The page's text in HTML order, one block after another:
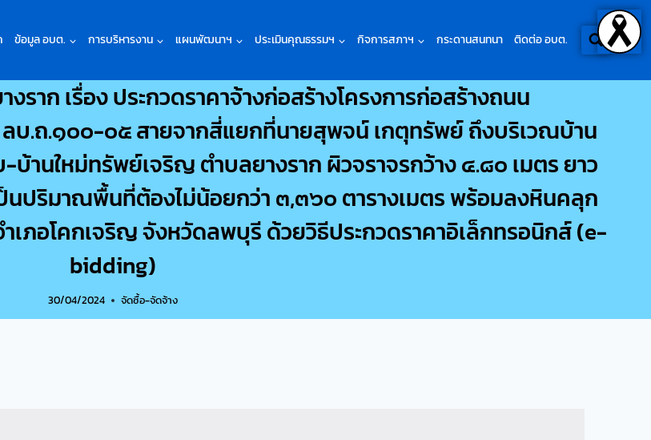
ข้อมูล อบต. การบริหารงาน แผนพัฒนาฯ ประเมินคุณธรรมฯ กิจการสภาฯ กระดานสนทนา ติดต่อ อบต.
ราก เรื่อง ประกวดราคาจ้างก่อสร้างโครงการก่อสร้างถนน
บ.ถ.๑๐๐-๐๕ สายจากสี่แยกที่นายสุพจน์ เกตุทรัพย์ ถึงบริเวณบ้าน
นใหม่ทรัพย์เจริญ ตำบลยางราก ผิวจราจรกว้าง ๔.๘๐ เมตร ยาว
นปริมาณพื้นที่ต้องไม่น้อยกว่า ๓,๓๖๐ ตารางเมตร พร้อมลงหินคลุก
เภอโคกเจริญ จังหวัดลพบุรี ด้วยวิธีประกวดราคาอิเล็กทรอนิกส์ (e-
bidding)
30/04/2024 จัดซื้อ-จัดจ้าง